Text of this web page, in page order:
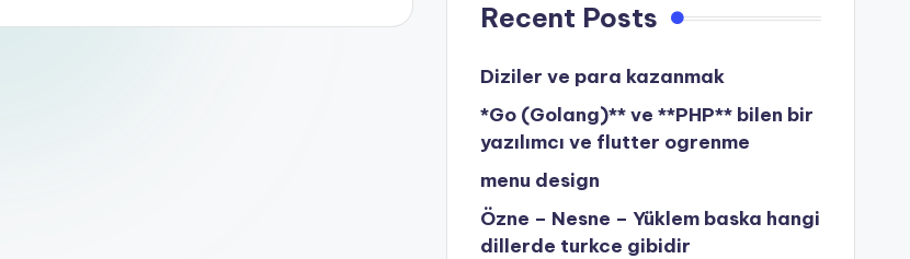
Recent Posts
Diziler ve para kazanmak
*Go (Golang)** ve **PHP** bilen bir
yazılımcı ve flutter ogrenme
menu design
Özne – Nesne – Yüklem baska hangi
dillerde turkce gibidir